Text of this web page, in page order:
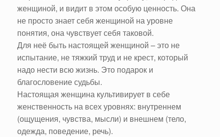
женщиной, и видит в этом особую ценность. Она
не просто знает себя женщиной на уровне
понятия, она чувствует себя таковой.
Для неё быть настоящей женщиной – это не
испытание, не тяжкий труд и не крест, который
надо нести всю жизнь. Это подарок и
благословение судьбы.
Настоящая женщина культивирует в себе
женственность на всех уровнях: внутреннем
(ощущения, чувства, мысли) и внешнем (тело,
одежда, поведение, речь).